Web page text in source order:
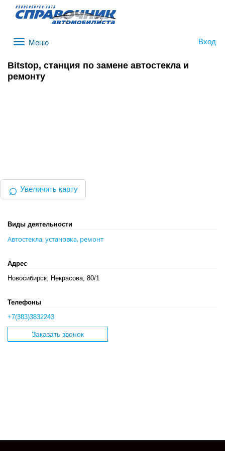
Вход
Bitstop, станция по замене автостекла и
ремонту
⌕ Увеличить карту
Виды деятельности
Автостекла, установка, ремонт
Адрес
Новосибирск, Некрасова, 80/1
Телефоны
+7(383)3832243
Заказать звонок